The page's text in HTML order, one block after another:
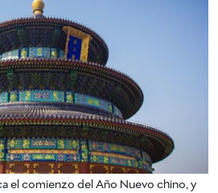
el comienzo del Año Nuevo chino, y